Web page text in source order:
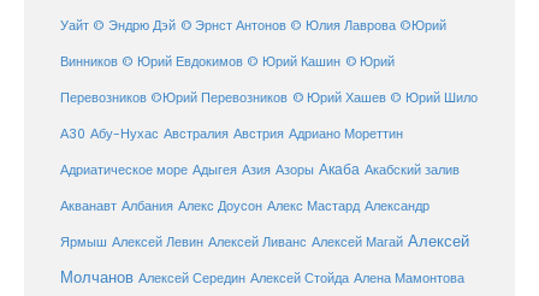
Уайт © Эндрю Дэй © Эрнст Антонов © Юлия Лаврова ©Юрий
Винников © Юрий Евдокимов © Юрий Кашин © Юрий
Перевозников ©Юрий Перевозников © Юрий Хашев © Юрий Шило
А30 Абу-Нухас Австралия Австрия Адриано Мореттин
Адриатическое море Адыгея Азия Азоры Акаба Акабский залив
Акванавт Албания Алекс Доусон Алекс Мастард Александр
Ярмыш Алексей Левин Алексей Ливанс Алексей Магай Алексей
Молчанов Алексей Середин Алексей Стойда Алена Мамонтова